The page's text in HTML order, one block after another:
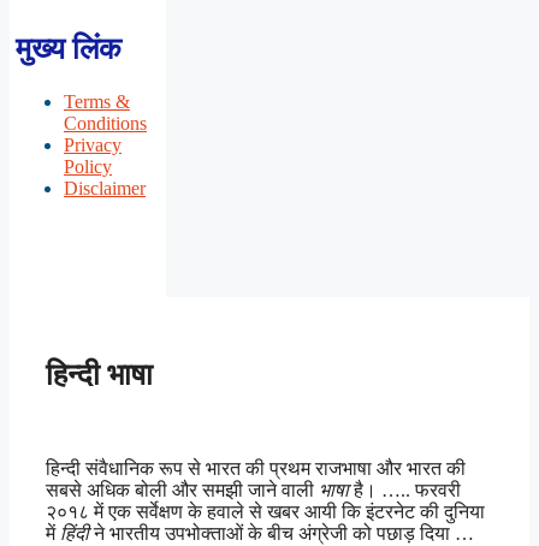
मुख्य लिंक
Terms &
Conditions
Privacy
Policy
Disclaimer
हिन्दी भाषा
हिन्दी संवैधानिक रूप से भारत की प्रथम राजभाषा और भारत की
सबसे अधिक बोली और समझी जाने वाली भाषाहै। ….. फरवरी
२०१८ में एक सर्वेक्षण के हवाले से खबर आयी कि इंटरनेट की दुनिया
में हिंदीने भारतीय उपभोक्ताओं के बीच अंग्रेजी को पछाड़ दिया …